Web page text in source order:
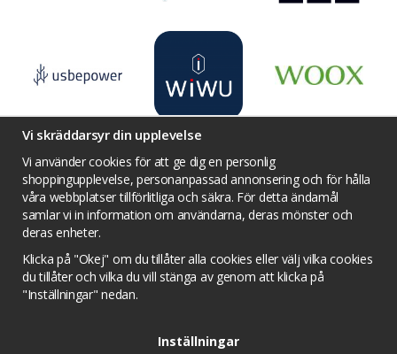
Villkor Kontakta oss
Facebook
Twitter
YouTube
Prisjakt
Integritets sekretesspolicy
Tävlingsvillkor
Om cookies
Cookie inställningar
Vi skräddarsyr din upplevelse
Vi använder cookies för att ge dig en personlig
shoppingupplevelse, personanpassad annonsering och för hålla
våra webbplatser tillförlitliga och säkra. För detta ändamål
samlar vi in information om användarna, deras mönster och
deras enheter.
Klicka på "Okej" om du tillåter alla cookies eller välj vilka cookies
du tillåter och vilka du vill stänga av genom att klicka på
"Inställningar" nedan.
Inställningar